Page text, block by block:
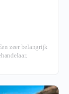
zeer belangrijk